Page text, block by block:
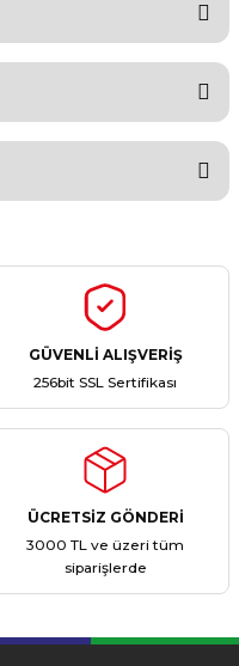
sorulmamış.
GÜVENLİ ALIŞVERİŞ
256bit SSL Sertifikası
ÜCRETSİZ GÖNDERİ
3000 TL ve üzeri tüm
siparişlerde